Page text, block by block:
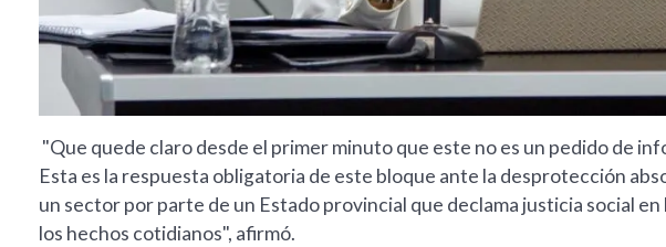
"Que quede claro desde el primer minuto que este no es un pedido de
Esta es la respuesta obligatoria de este bloque ante la desprotección
un sector por parte de un Estado provincial que declama justicia social
los hechos cotidianos", afirmó.